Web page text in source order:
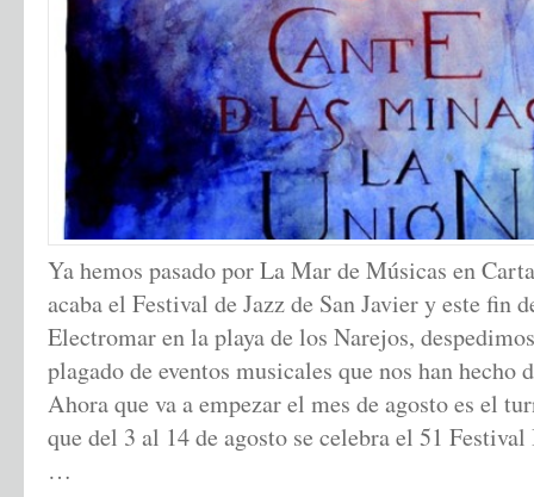
Ya hemos pasado por La Mar de Músicas en
acaba el Festival de Jazz de San Javier y este fin
Electromar en la playa de los Narejos,
plagado de eventos musicales que nos han
Ahora que va a empezar el mes de agosto es el
que del 3 al 14 de agosto se celebra el 51
…